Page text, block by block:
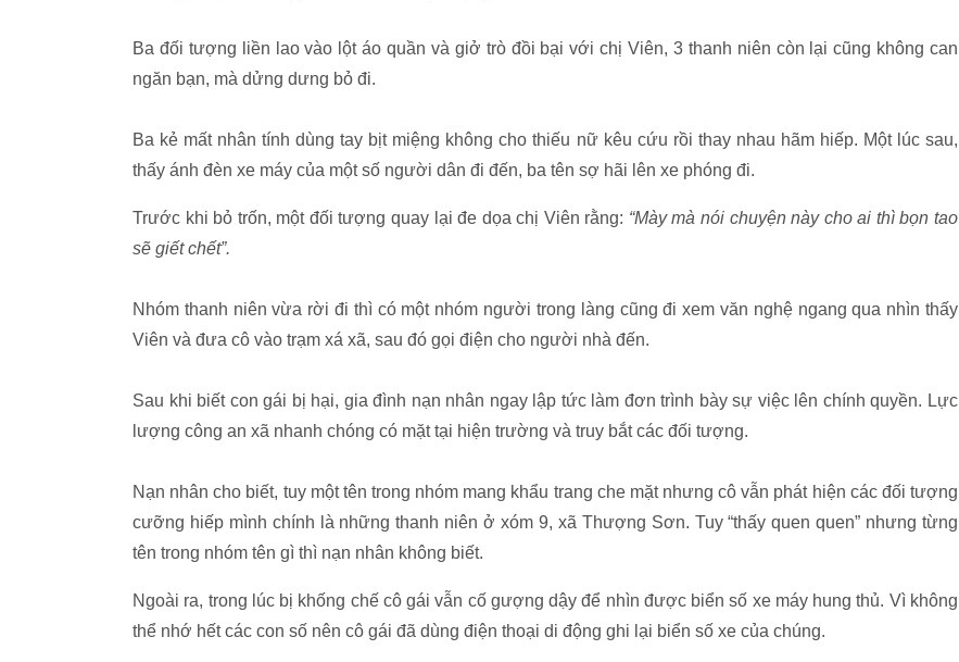
Ba đối tượng liền lao vào lột áo quần và giở trò đồi bại với chị Viên, 3 thanh niên còn lại cũng không can
ngăn bạn, mà dửng dưng bỏ đi.
Ba kẻ mất nhân tính dùng tay bịt miệng không cho thiếu nữ kêu cứu rồi thay nhau hãm hiếp. Một lúc sau,
thấy ánh đèn xe máy của một số người dân đi đến, ba tên sợ hãi lên xe phóng đi.
Trước khi bỏ trốn, một đối tượng quay lại đe dọa chị Viên rằng: “Mày mà nói chuyện này cho ai thì bọn tao
sẽ giết chết”.
Nhóm thanh niên vừa rời đi thì có một nhóm người trong làng cũng đi xem văn nghệ ngang qua nhìn thấy
Viên và đưa cô vào trạm xá xã, sau đó gọi điện cho người nhà đến.
Sau khi biết con gái bị hại, gia đình nạn nhân ngay lập tức làm đơn trình bày sự việc lên chính quyền. Lực
lượng công an xã nhanh chóng có mặt tại hiện trường và truy bắt các đối tượng.
Nạn nhân cho biết, tuy một tên trong nhóm mang khẩu trang che mặt nhưng cô vẫn phát hiện các đối tượng
cưỡng hiếp mình chính là những thanh niên ở xóm 9, xã Thượng Sơn. Tuy “thấy quen quen” nhưng từng
tên trong nhóm tên gì thì nạn nhân không biết.
Ngoài ra, trong lúc bị khống chế cô gái vẫn cố gượng dậy để nhìn được biển số xe máy hung thủ. Vì không
thể nhớ hết các con số nên cô gái đã dùng điện thoại di động ghi lại biển số xe của chúng.